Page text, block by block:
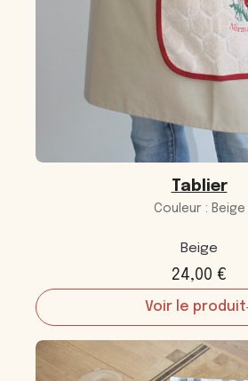
Tablier
Couleur : Beige
Beige
24,00 €
Voir le produit
:
Tablier